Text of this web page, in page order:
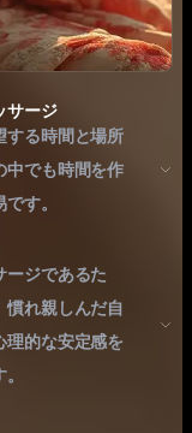
サージ
する時間と場所
中でも時間を作
す。
ージであるた
慣れ親しんだ自
理的な安定感を